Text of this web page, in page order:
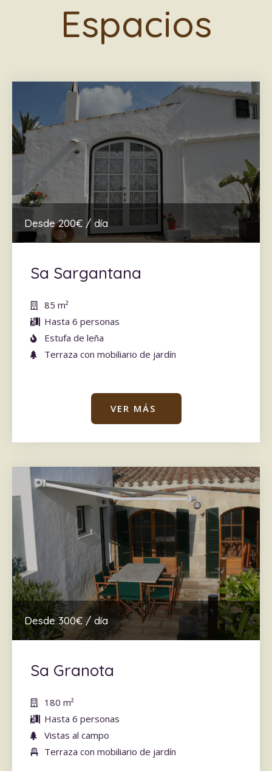
Espacios
Desde 200€ / día
Sa Sargantana
85 m²
Hasta 6 personas
Estufa de leña
Terraza con mobiliario de jardín
VER MÁS
Desde 300€ / día
Sa Granota
180 m²
Hasta 6 personas
Vistas al campo
Terraza con mobiliario de jardín